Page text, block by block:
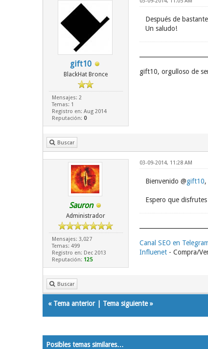
gift10
BlackHat Bronce
Mensajes: 2
Temas: 1
Registro en: Aug 2014
Reputación: 0
Después de
Un saludo!
gift10, orgulloso de
Buscar
Sauron
Administrador
Mensajes: 3,027
Temas: 499
Registro en: Dec 2013
Reputación: 125
03-09-2014, 11:28 AM
Bienvenido @gift10,
Espero que
Canal SEO en
Influenet- Compra/
Buscar
« Tema anterior| Tema siguiente»
Posibles temas similares…